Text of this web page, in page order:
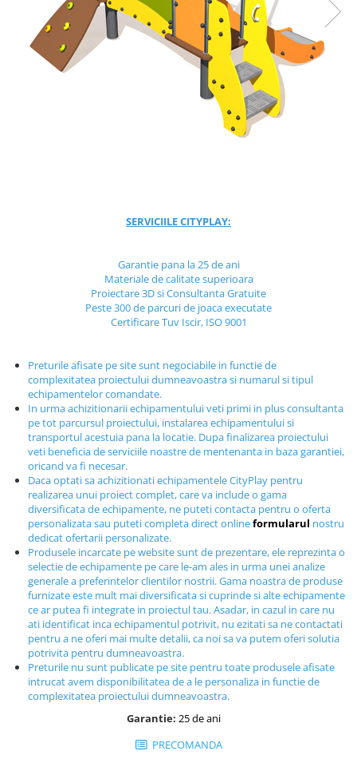
Jocuri cu nisip
Echipamente de catarat
Trasee echilibristica
Street Workout
Terenuri Multisport
Echipamente fitness
Mese de jocuri
MOBILIER URBAN
Garduri/Imprejmuiri
Cosuri de gunoi
Panouri pentru informare/Marcaje
Foisoare si pergole
Rastel Biciclete
Banci
SERVICIILE CITYPLAY:
Garantie pana la 25 de ani
Materiale de calitate superioara
Proiectare 3D si Consultanta Gratuite
Peste 300 de parcuri de joaca executate
Certificare Tuv Iscir, ISO 9001
Preturile afisate pe site sunt negociabile in functie de
complexitatea proiectului dumneavoastra si numarul si tipul
echipamentelor comandate.
In urma achizitionarii echipamentului veti primi in plus consultanta
pe tot parcursul proiectului, instalarea echipamentului si
transportul acestuia pana la locatie. Dupa finalizarea proiectului
veti beneficia de serviciile noastre de mentenanta in baza garantiei,
oricand va fi necesar.
Daca optati sa achizitionati echipamentele CityPlay pentru
realizarea unui proiect complet, care va include o gama
diversificata de echipamente, ne puteti contacta pentru o oferta
personalizata sau puteti completa direct onlineformularul nostru
dedicat ofertarii personalizate.
Produsele incarcate pe website sunt de prezentare, ele reprezinta o
selectie de echipamente pe care le-am ales in urma unei analize
generale a preferintelor clientilor nostrii. Gama noastra de produse
furnizate este mult mai diversificata si cuprinde si alte echipamente
ce ar putea fi integrate in proiectul tau. Asadar, in cazul in care nu
ati identificat inca echipamentul potrivit, nu ezitati sa ne contactati
pentru a ne oferi mai multe detalii, ca noi sa va putem oferi solutia
potrivita pentru dumneavoastra.
Preturile nu sunt publicate pe site pentru toate produsele afisate
intrucat avem disponibilitatea de a le personaliza in functie de
complexitatea proiectului dumneavoastra.
Garantie: 25 de ani
PRECOMANDA